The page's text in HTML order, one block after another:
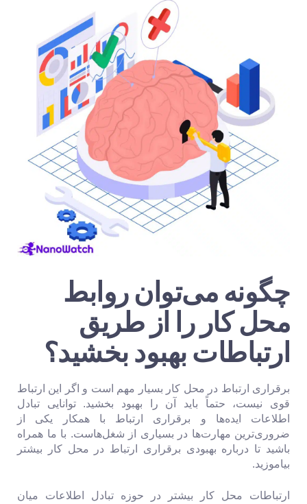
چگونه می‌توان روابط
محل کار را از طریق
ارتباطات بهبود بخشید؟
برقراری ارتباط در محل کار بسیار مهم است و اگر این ارتباط
قوی نیست، حتماً باید آن را بهبود بخشید. توانایی تبادل
اطلاعات ایده‌ها و برقراری ارتباط با همکار یکی از
ضروری‌ترین مهارت‌ها در بسیاری از شغل‌هاست. با ما همراه
باشید تا درباره بهبودی برقراری ارتباط در محل کار بیشتر
بیاموزید.
ارتباطات محل کار بیشتر در حوزه تبادل اطلاعات میان